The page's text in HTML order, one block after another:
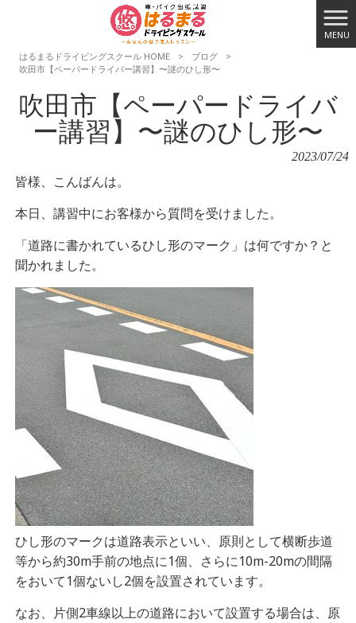
MENU
はるまるドライビングスクール HOME
> ブログ
>
吹田市【ペーパードライバー講習】〜謎のひし形〜
吹田市【ペーパードライバ
ー講習】〜謎のひし形〜
2023/07/24
皆様、こんばんは。
本日、講習中にお客様から質問を受けました。
「道路に書かれているひし形のマーク」は何ですか？と
聞かれました。
ひし形のマークは道路表示といい、 原則として横断歩道
等から約30m手前の地点に1個、さらに10m-20mの間隔
をおいて1個ないし2個を設置されています。
なお、片側2車線以上の道路において設置する場合は、原